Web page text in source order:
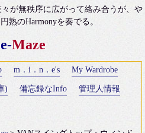
が無秩序に広がって絡み合うが、や
熟のHarmonyを奏でる。
Maze
m．i．n．e's My Wardrobe
) 備忘録なInfo 管理人情報